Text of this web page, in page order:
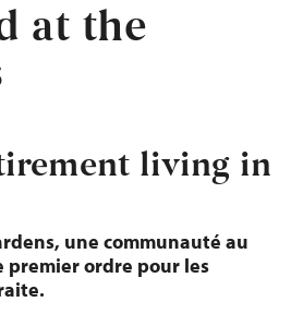
at the
living in
une communauté au
premier ordre pour les